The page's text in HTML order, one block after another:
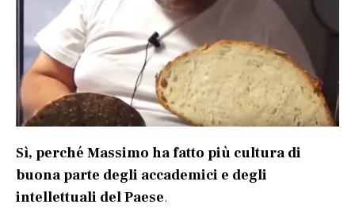
Sì, perché Massimo ha fatto più cultura di
buona parte degli accademici e degli
intellettuali del Paese.